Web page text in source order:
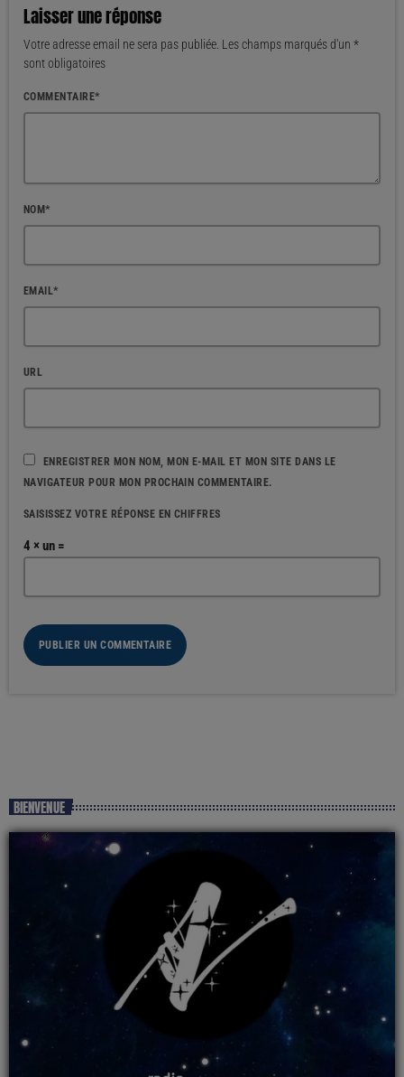
Laisser une réponse
Votre adresse email ne sera pas publiée. Les champs marqués d'un *
sont obligatoires
COMMENTAIRE*
NOM*
EMAIL*
URL
ENREGISTRER MON NOM, MON E-MAIL ET MON SITE DANS LE
NAVIGATEUR POUR MON PROCHAIN COMMENTAIRE.
SAISISSEZ VOTRE RÉPONSE EN CHIFFRES
4 × un =
BIENVENUE